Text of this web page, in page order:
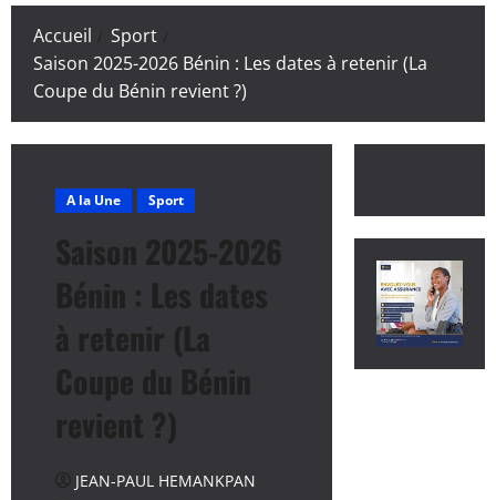
Accueil
Sport
Saison 2025-2026 Bénin : Les dates à retenir (La
Coupe du Bénin revient ?)
A la Une Sport
Saison 2025-2026
Bénin : Les dates
à retenir (La
Coupe du Bénin
revient ?)
JEAN-PAUL HEMANKPAN